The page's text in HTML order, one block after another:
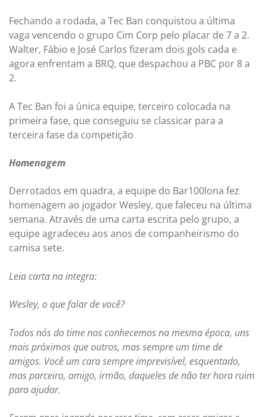
Fechando a rodada, a Tec Ban conquistou a última
vaga vencendo o grupo Cim Corp pelo placar de 7 a 2.
Walter, Fábio e José Carlos fizeram dois gols cada e
agora enfrentam a BRQ, que despachou a PBC por 8 a
2.
A Tec Ban foi a única equipe, terceiro colocada na
primeira fase, que conseguiu se classicar para a
terceira fase da competição
Homenagem
Derrotados em quadra, a equipe do Bar100lona fez
homenagem ao jogador Wesley, que faleceu na última
semana. Através de uma carta escrita pelo grupo, a
equipe agradeceu aos anos de companheirismo do
camisa sete.
Leia carta na integra:
Wesley, o que falar de você?
Todos nós do time nos conhecemos na mesma época, uns
mais próximos que outros, mas sempre um time de
amigos. Você um cara sempre imprevisível, esquentado,
mas parceiro, amigo, irmão, daqueles de não ter hora ruim
para ajudar.